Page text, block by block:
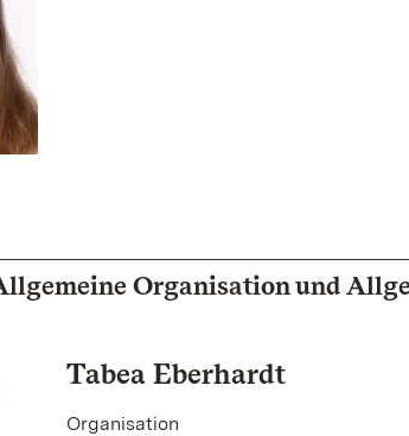
Organisation und
Tabea Eberhardt
Organisation